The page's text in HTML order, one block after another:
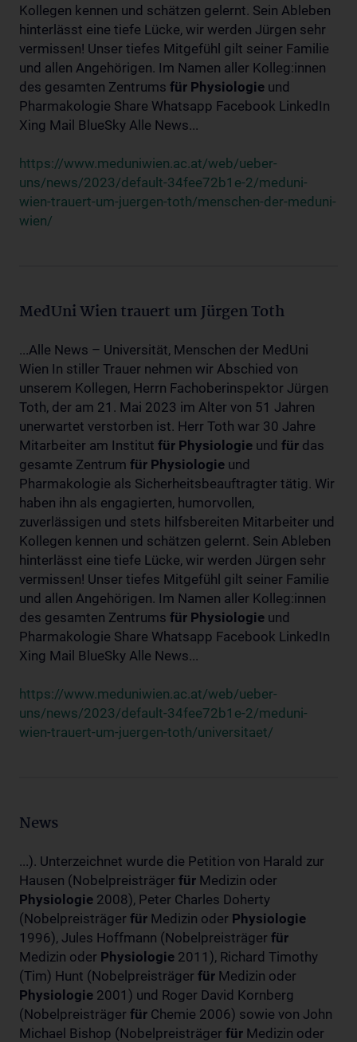
Kollegen kennen und schätzen gelernt. Sein Ableben
hinterlässt eine tiefe Lücke, wir werden Jürgen sehr
vermissen! Unser tiefes Mitgefühl gilt seiner Familie
und allen Angehörigen. Im Namen aller Kolleg:innen
des gesamten Zentrums für Physiologie und
Pharmakologie Share Whatsapp Facebook LinkedIn
Xing Mail BlueSky Alle News...
https://www.meduniwien.ac.at/web/ueber-
uns/news/2023/default-34fee72b1e-2/meduni-
wien-trauert-um-juergen-toth/menschen-der-meduni-
wien/
MedUni Wien trauert um Jürgen Toth
...Alle News – Universität, Menschen der MedUni
Wien In stiller Trauer nehmen wir Abschied von
unserem Kollegen, Herrn Fachoberinspektor Jürgen
Toth, der am 21. Mai 2023 im Alter von 51 Jahren
unerwartet verstorben ist. Herr Toth war 30 Jahre
Mitarbeiter am Institut für Physiologie und für das
gesamte Zentrum für Physiologie und
Pharmakologie als Sicherheitsbeauftragter tätig. Wir
haben ihn als engagierten, humorvollen,
zuverlässigen und stets hilfsbereiten Mitarbeiter und
Kollegen kennen und schätzen gelernt. Sein Ableben
hinterlässt eine tiefe Lücke, wir werden Jürgen sehr
vermissen! Unser tiefes Mitgefühl gilt seiner Familie
und allen Angehörigen. Im Namen aller Kolleg:innen
des gesamten Zentrums für Physiologie und
Pharmakologie Share Whatsapp Facebook LinkedIn
Xing Mail BlueSky Alle News...
https://www.meduniwien.ac.at/web/ueber-
uns/news/2023/default-34fee72b1e-2/meduni-
wien-trauert-um-juergen-toth/universitaet/
News
...). Unterzeichnet wurde die Petition von Harald zur
Hausen (Nobelpreisträger für Medizin oder
Physiologie 2008), Peter Charles Doherty
(Nobelpreisträger für Medizin oder Physiologie
1996), Jules Hoffmann (Nobelpreisträger für
Medizin oder Physiologie 2011), Richard Timothy
(Tim) Hunt (Nobelpreisträger für Medizin oder
Physiologie 2001) und Roger David Kornberg
(Nobelpreisträger für Chemie 2006) sowie von John
Michael Bishop (Nobelpreisträger für Medizin oder